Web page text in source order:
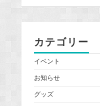
カテゴリー
イベント
お知らせ
グッズ